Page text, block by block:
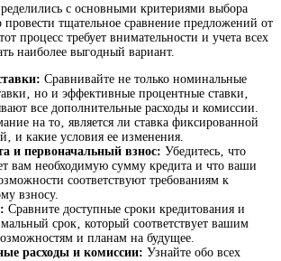
с основными критериями выбора
провести тщательное сравнение предложений от
процесс требует внимательности и учета всех
наиболее выгодный вариант.
Сравнивайте не только номинальные
но и эффективные процентные ставки‚
все дополнительные расходы и комиссии.
на то‚ является ли ставка фиксированной
и какие условия ее изменения.
и первоначальный взнос: Убедитесь‚ что
вам необходимую сумму кредита и что ваши
соответствуют требованиям к
взносу.
Сравните доступные сроки кредитования и
срок‚ который соответствует вашим
и планам на будущее.
расходы и комиссии: Узнайте обо всех